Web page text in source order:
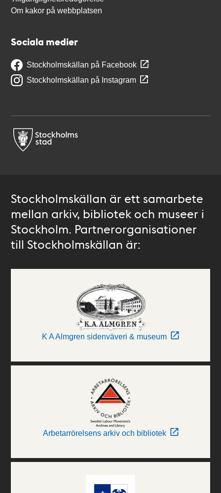
Om kakor på webbplatsen
Sociala medier
Stockholmskällan på Facebook
Stockholmskällan på Instagram
Stockholmskällan är ett samarbete
mellan arkiv, bibliotek och museer i
Stockholm. Partnerorganisationer
till Stockholmskällan är:
K A Almgren sidenväveri & museum
Arbetarrörelsens arkiv och bibliotek